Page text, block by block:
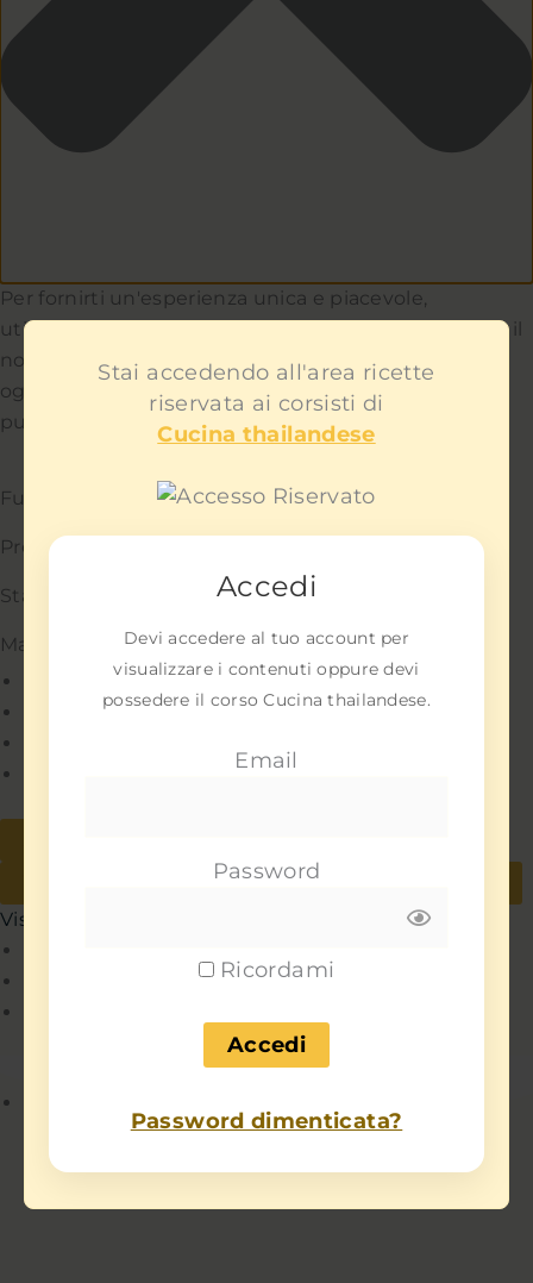
Per fornirti un'esperienza unica e piacevole,
utilizziamo i cookie per capire e aiutarci a migliorare il
nostro sito e servizio. Teniamo a cuore la privacy di
ogni utente e non ti mostreremo contenuti
pubblicitari fastidiosi.
Funzionale Sempre attivo
Preferenze
Statistiche
Marketing
Gestisci opzioni
Gestisci servizi
Per saperne di più su questi scopi
Visualizza le preferenze
Visualizza le preferenze
Stai accedendo all'area ricette
riservata ai corsisti di
Cucina thailandese
Accedi
Devi accedere al tuo account per
visualizzare i contenuti oppure devi
possedere il corso Cucina thailandese.
Email
Password
Ricordami
Password dimenticata?